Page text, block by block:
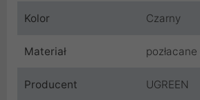
Kolor Czarny
Materiał pozłacane
Producent UGREEN